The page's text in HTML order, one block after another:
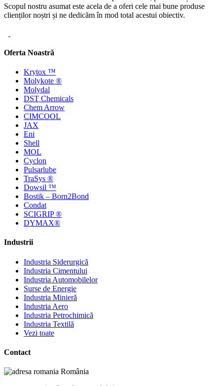
Scopul nostru asumat este acela de a oferi cele mai bune produse
clienților noștri și ne dedicăm în mod total acestui obiectiv.
Oferta Noastră
Krytox ™
Molykote ®
Molydal
DST Chemicals
Chem Arrow
CIMCOOL
JAX
Eni
Shell
MOL
Cyclon
Pulsarlube
TraSys ®
Dowsil ™
Bostik – Born2Bond
Condat
SCIGRIP ®
DYMAX®
Industrii
Industria Siderurgică
Industria Cimentului
Industria Automobilelor
Surse de Energie
Industria Minieră
Industria Aero
Industria Petrochimică
Industria Textilă
Vezi toate
Contact
România